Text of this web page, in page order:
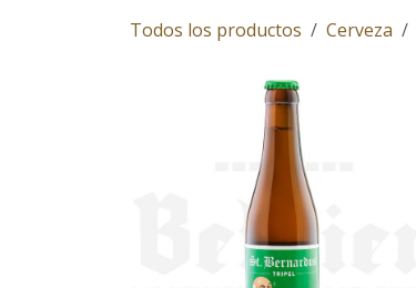
Todos los productos Cerveza